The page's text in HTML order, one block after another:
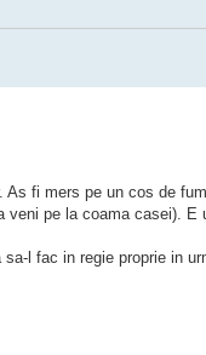
fi mers pe un cos de
pe la coama casei).
l fac in regie proprie in